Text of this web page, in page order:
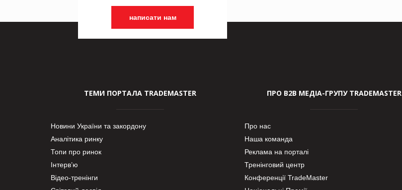
написати нам
ТЕМИ ПОРТАЛА TRADEMASTER
Новини України та закордону
Аналітика ринку
Топи про ринок
Інтерв’ю
Відео-тренінги
ПРО В2В МЕДІА-ГРУПУ TRADEMASTER
Про нас
Наша команда
Реклама на порталі
Тренінговий центр
Конференції TradeMaster